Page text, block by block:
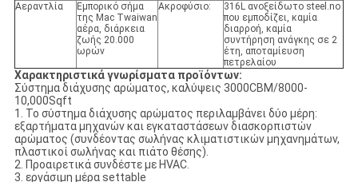
Αεραντλία
Εμπορικό σήμα
της Mac Twaiwan
αέρα, διάρκεια
ζωής 20.000
ωρών
Ακροφύσιο:
316L ανοξείδωτο steel.no
που εμποδίζει, καμία
διαρροή, καμία
συντήρηση ανάγκης σε 2
έτη, αποταμίευση
πετρελαίου
Χαρακτηριστικά γνωρίσματα προϊόντων:
Σύστημα διάχυσης αρώματος, καλύψεις 3000CBM/8000-
10,000Sqft
1. Το σύστημα διάχυσης αρώματος περιλαμβάνει δύο μέρη:
εξαρτήματα μηχανών και εγκαταστάσεων διασκορπιστών
αρώματος (συνδέοντας σωλήνας κλιματιστικών μηχανημάτων,
πλαστικοί σωλήνας και πιάτο θέσης).
2. Προαιρετικά συνδέστε με HVAC.
3. εργάσιμη μέρα settable